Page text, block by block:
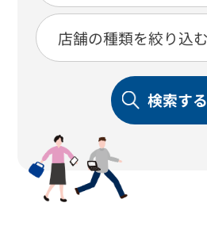
検索する